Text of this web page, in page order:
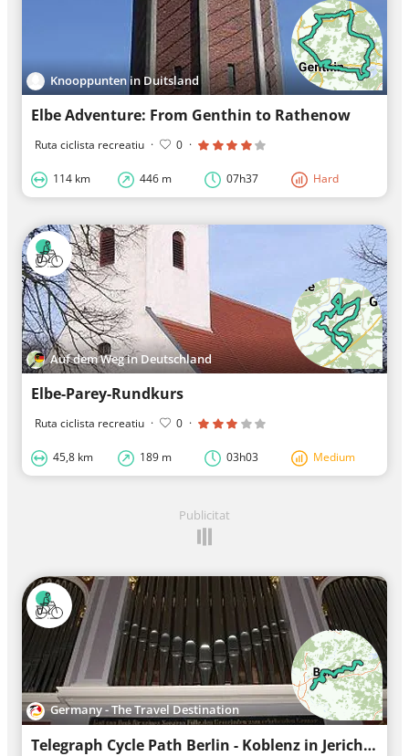
Knooppunten in Duitsland
Elbe Adventure: From Genthin to Rathenow
Ruta ciclista recreatiu · 0 ·
114 km 446 m 07h37 Hard
Auf dem Weg in Deutschland
Elbe-Parey-Rundkurs
Ruta ciclista recreatiu · 0 ·
45,8 km 189 m 03h03 Medium
Publicitat
Germany - The Travel Destination
Telegraph Cycle Path Berlin - Koblenz in Jerichower Land (under construction)